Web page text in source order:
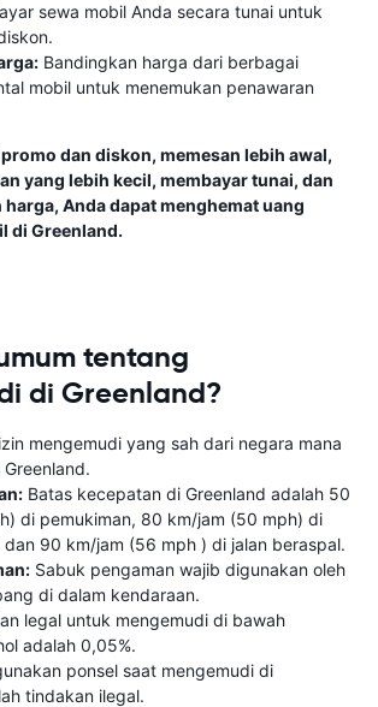
sewa mobil Anda secara tunai untuk
Bandingkan harga dari berbagai
mobil untuk menemukan penawaran
dan diskon, memesan lebih awal,
yang lebih kecil, membayar tunai, dan
Anda dapat menghemat uang
di Greenland.
tentang
di Greenland?
mengemudi yang sah dari negara mana
Batas kecepatan di Greenland adalah 50
di pemukiman, 80 km/jam (50 mph) di
dan 90 km/jam (56 mph ) di jalan beraspal.
Sabuk pengaman wajib digunakan oleh
di dalam kendaraan.
legal untuk mengemudi di bawah
adalah 0,05%.
ponsel saat mengemudi di
tindakan ilegal.